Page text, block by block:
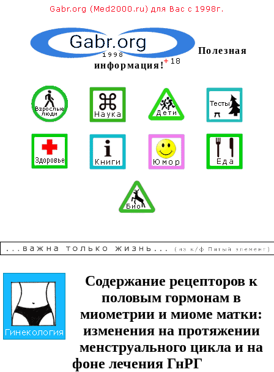
Полезная
информация!
Содержание рецепторов к
половым гормонам в
миометрии и миоме матки:
изменения на протяжении
менструального цикла и на
фоне лечения ГнРГ